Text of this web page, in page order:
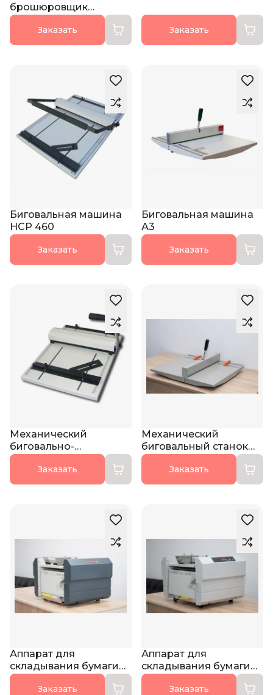
брошюровщик
DW600A
Заказать Заказать
Биговальная машина
HCP 460
Заказать
Биговальная машина
А3
Заказать
Механический
биговально-
перфорационный
станок HCP 315
Заказать
Механический
биговальный станок
PC-460
Заказать
Аппарат для
складывания бумаги
(фальцовщик) EP-42F
Заказать
Аппарат для
складывания бумаги
(фальцовщик) EP-42S
Заказать